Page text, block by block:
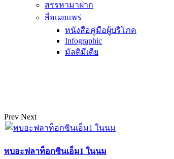
สรรหามาฝาก
สื่อเผยแพร่
หนังสือคู่มือผู้บริโภค
Infographic
มัลติมีเดีย
Prev Next
พบอะฟลาท็อกซินเอ็ม1 ในนม